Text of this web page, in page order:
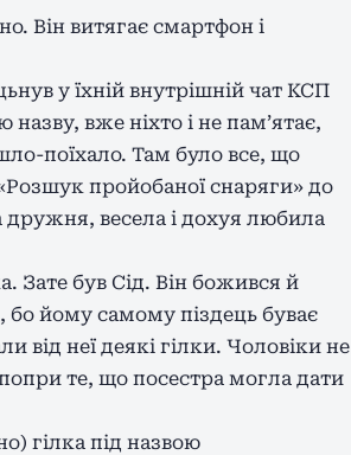
Він витягає смартфон і
у їхній внутрішній чат КСП
вже ніхто і не памʼятає,
поїхало. Там було все, що
пройобаної снаряги» до
дружня, весела і дохуя любила
Зате був Сід. Він божився й
бо йому самому піздець буває
від неї деякі гілки. Чоловіки не
те, що посестра могла дати
гілка під назвою